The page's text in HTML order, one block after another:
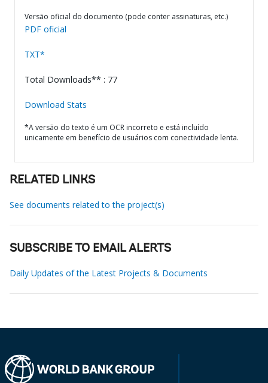
Versão oficial do documento (pode conter assinaturas, etc.)
PDF oficial
TXT*
Total Downloads** : 77
Download Stats
*A versão do texto é um OCR incorreto e está incluído
unicamente em benefício de usuários com conectividade lenta.
RELATED LINKS
See documents related to the project(s)
SUBSCRIBE TO EMAIL ALERTS
Daily Updates of the Latest Projects & Documents